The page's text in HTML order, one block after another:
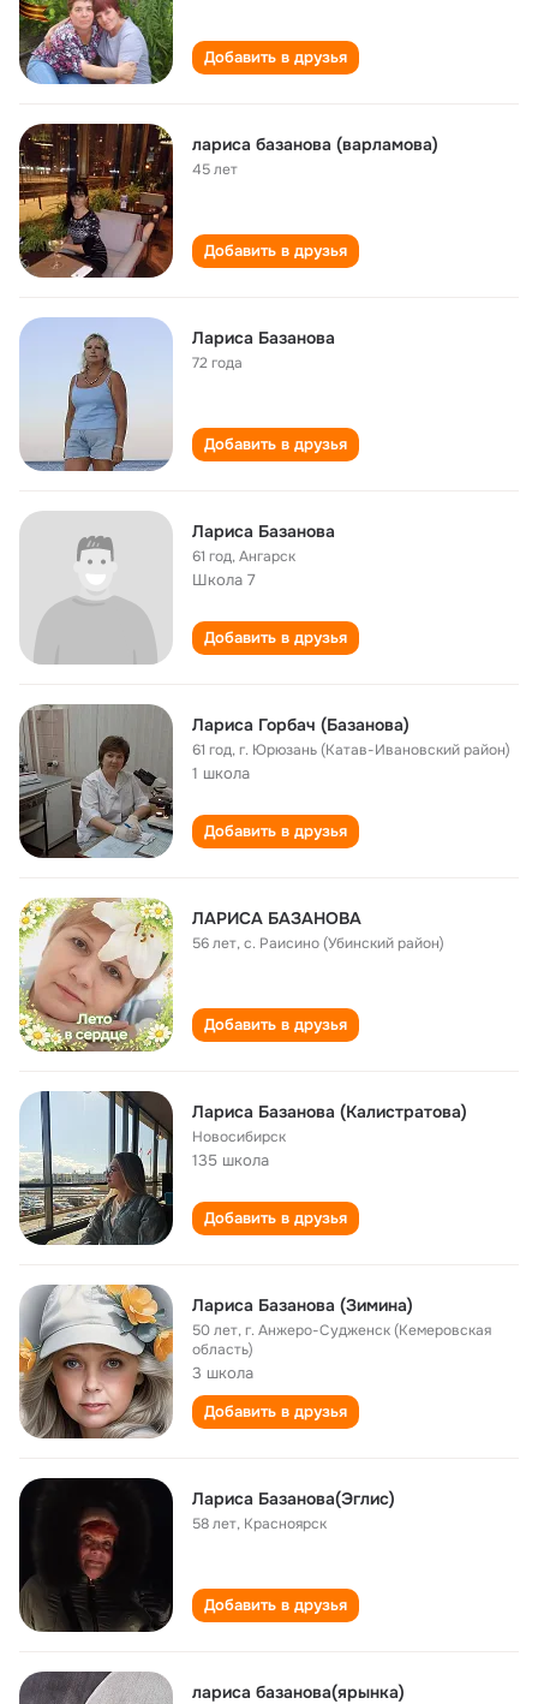
Добавить в друзья
лариса базанова (варламова)
45 лет
Добавить в друзья
Лариса Базанова
72 года
Добавить в друзья
Лариса Базанова
61 год,Ангарск
Школа 7
Добавить в друзья
Лариса Горбач (Базанова)
61 год,г. Юрюзань (Катав-Ивановский район)
1 школа
Добавить в друзья
ЛАРИСА БАЗАНОВА
56 лет,с. Раисино (Убинский район)
Добавить в друзья
Лариса Базанова (Калистратова)
Новосибирск
135 школа
Добавить в друзья
Лариса Базанова (Зимина)
50 лет,г. Анжеро-Судженск (Кемеровская
область)
3 школа
Добавить в друзья
Лариса Базанова(Эглис)
58 лет, Красноярск
Добавить в друзья
лариса базанова(ярынка)